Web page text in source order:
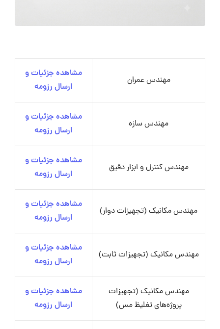
مهندس عمران
مشاهده جزئیات و
ارسال رزومه
مهندس سازه
مشاهده جزئیات و
ارسال رزومه
مهندس کنترل و ابزار دقیق
مشاهده جزئیات و
ارسال رزومه
مهندس مکانیک (تجهیزات دوار)
مشاهده جزئیات و
ارسال رزومه
مهندس مکانیک (تجهیزات ثابت)
مشاهده جزئیات و
ارسال رزومه
مهندس مکانیک (تجهیزات
پروژه‌های تغلیظ مس)
مشاهده جزئیات و
ارسال رزومه